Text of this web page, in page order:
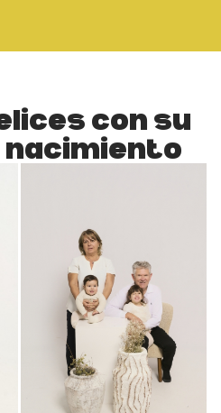
con su
nacimiento